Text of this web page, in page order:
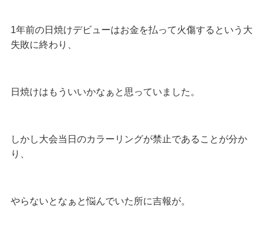
1年前の日焼けデビューはお金を払って火傷するという大
失敗に終わり、
日焼けはもういいかなぁと思っていました。
しかし大会当日のカラーリングが禁止であることが分か
り、
やらないとなぁと悩んでいた所に吉報が。